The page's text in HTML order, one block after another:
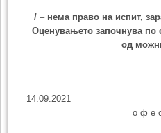
/ – нема право на испит,
Оценувањето започнува по
од
о ф е